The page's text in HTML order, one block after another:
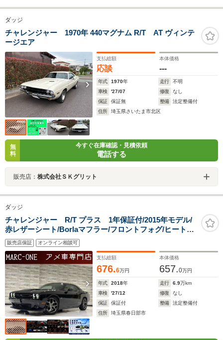
ダッジ
チャレンジャー 1970年 440マグナム R/T AT ヴィンテ
ージエア
支払総額
応談
本体価格
---
年式 1970年 走行
不明
車検
'27/07 修復
なし
保証
保証無 整備
法定整備付
住所
埼玉県さいたま市北区
無
料
今すぐ在庫確認・見積依頼
電話する
販売店： 株式会社ＳＫグリット
ダッジ
チャレンジャー R/T プラス 1年保証付/2015年モデル/
赤レザーシート/Borlaマフラー/フロントフォグ/ヒートシ
ーター&エアシート/ETC2.0/バックカメ
ラ/Bluetooth&USB/ALPINEオーディオ/純正20inchAW/ア
ダプティブクルーズコントロール
販売店保証 オンライン相談可
支払総額
676.6万円
本体価格
657.0万円
年式 2018年 走行 6.9万km
車検
'27/12 修復
なし
保証
保証付 整備
法定整備付
住所
埼玉県春日部市